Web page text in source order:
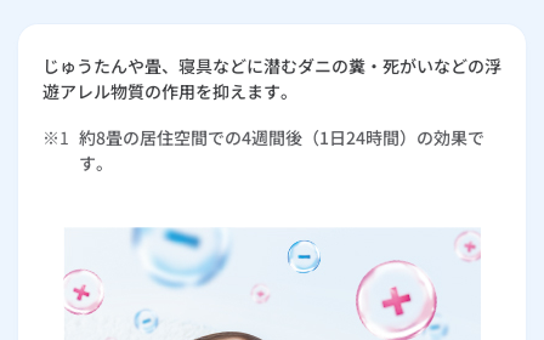
じゅうたんや畳、寝具などに潜むダニの糞・死がいなどの浮
遊アレル物質の作用を抑えます。
※1 約8畳の居住空間での4週間後（1日24時間）の効果で
す。